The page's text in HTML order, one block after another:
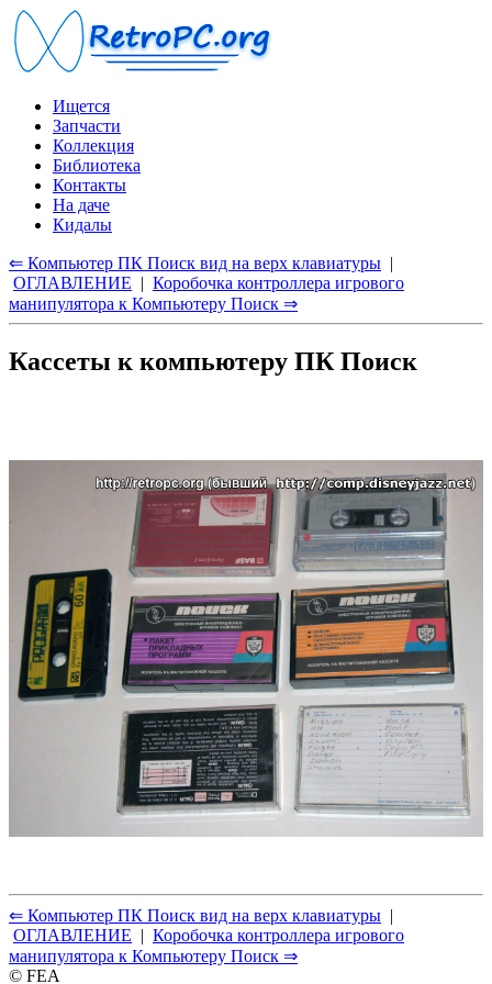
Ищется
Запчасти
Коллекция
Библиотека
Контакты
На даче
Кидалы
⇐ Компьютер ПК Поиск вид на верх клавиатуры |
ОГЛАВЛЕНИЕ | Коробочка контроллера игрового
манипулятора к Компьютеру Поиск ⇒
Кассеты к компьютеру ПК Поиск
⇐ Компьютер ПК Поиск вид на верх клавиатуры |
ОГЛАВЛЕНИЕ | Коробочка контроллера игрового
манипулятора к Компьютеру Поиск ⇒
© FEA